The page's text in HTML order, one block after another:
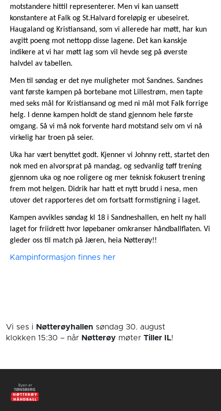
motstandere hittil representerer. Men vi kan uansett
konstantere at Falk og St.Halvard foreløpig er ubeseiret.
Haugaland og Kristiansand, som vi allerede har møtt, har kun
avgitt poeng mot nettopp disse lagene. Det kan kanskje
indikere at vi har møtt lag som vil hevde seg på øverste
halvdel av tabellen.
Men til søndag er det nye muligheter mot Sandnes. Sandnes
vant første kampen på bortebane mot Lillestrøm, men tapte
med seks mål for Kristiansand og med ni mål mot Falk forrige
helg. I denne kampen holdt de stand gjennom hele første
omgang. Så vi må nok forvente hard motstand selv om vi nå
virkelig har troen på seier.
Uka har vært benyttet godt. Kjenner vi Johnny rett, startet den
nok med en alvorsprat på mandag, og sedvanlig tøff trening
gjennom uka og noe roligere og mer teknisk fokusert trening
frem mot helgen. Didrik har hatt et nytt brudd i nesa, men
utover det rapporteres det om fortsatt formstigning i laget.
Kampen avvikles søndag kl 18 i Sandneshallen, en helt ny hall
laget for friidrett hvor løpebaner omkranser håndballflaten. Vi
gleder oss til match på Jæren, heia Nøtterøy!!
Kampinformasjon finnes her
Vi ses i Nøtterøyhallen søndag 30. august
klokken 15:30 – når Nøtterøy møter Tiller IL!